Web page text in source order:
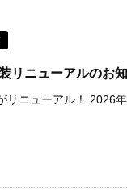
リニューアルのお
リニューアル！ 2026